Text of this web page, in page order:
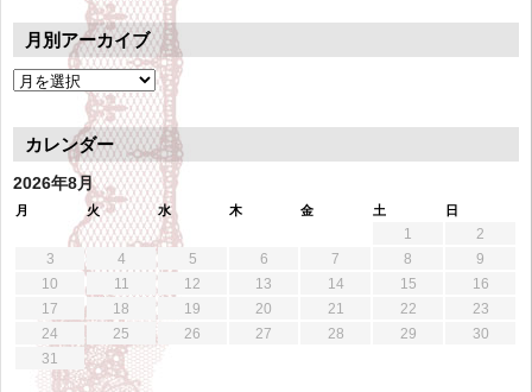
月別アーカイブ
月
ア
ー
カ
イ
カレンダー
2026年8月
月 火 水 木 金 土 日
1
2
3
4 5 6 7 8
9
10
11 12 13 14 15
16
17
18 19 20 21 22
23
24
25 26 27 28 29
30
31